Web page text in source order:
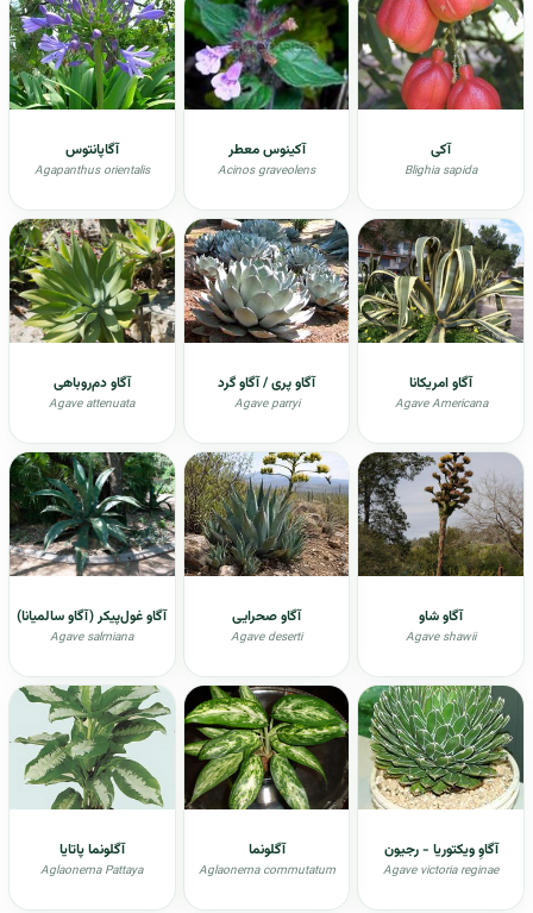
آکی
Blighia sapida
آکينوس معطر
Acinos graveolens
آگاپانتوس
Agapanthus orientalis
آگاو امریکانا
Agave Americana
آگاو پری / آگاو گرد
Agave parryi
آگاو دم‌روباهی
Agave attenuata
آگاو شاو
Agave shawii
آگاو صحرایی
Agave deserti
آگاو غول‌پیکر (آگاو سالمیانا)
Agave salmiana
آگاوِ ویکتوریا - رجیون
Agave victoria reginae
آگلونما
Aglaonema commutatum
آگلونما پاتایا
Aglaonema Pattaya